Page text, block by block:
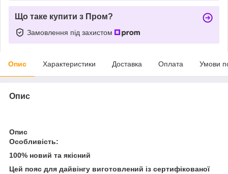
Що таке купити з Пром?
Замовлення під захистом
Опис Характеристики Доставка Оплата Умови
Опис
Опис
Особливість:
100% новий та якісний
Цей пояс для дайвінгу виготовлений із сертифікованої